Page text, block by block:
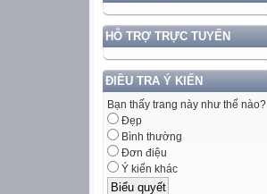
HỖ TRỢ TRỰC TUYẾN
ĐIỀU TRA Ý KIẾN
Bạn thấy trang này như thế nào?
Đẹp
Bình thường
Đơn điệu
Ý kiến khác